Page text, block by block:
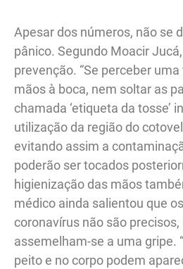
Apesar dos números, não se
pânico. Segundo Moacir
prevenção. “Se perceber
mãos à boca, nem soltar as
chamada ‘etiqueta da tosse’
utilização da região do
evitando assim a
poderão ser tocados
higienização das mãos
médico ainda salientou que
coronavírus não são precisos,
assemelham-se a uma gripe.
peito e no corpo podem